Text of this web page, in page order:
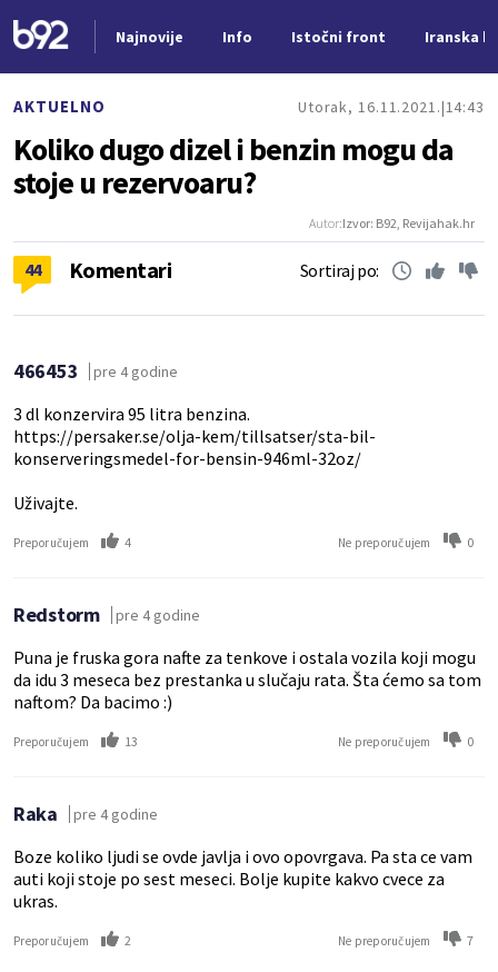
Najnovije Info Istočni front Iranska
AKTUELNO Utorak, 16.11.2021. 14:43
Koliko dugo dizel i benzin mogu da
stoje u rezervoaru?
Autor:Izvor: B92, Revijahak.hr
44 Komentari Sortiraj po:
466453 pre 4 godine
3 dl konzervira 95 litra benzina.
https://persaker.se/olja-kem/tillsatser/sta-bil-
konserveringsmedel-for-bensin-946ml-32oz/
Uživajte.
Preporučujem 4 Ne preporučujem 0
Redstorm pre 4 godine
Puna je fruska gora nafte za tenkove i ostala vozila koji mogu
da idu 3 meseca bez prestanka u slučaju rata. Šta ćemo sa tom
naftom? Da bacimo :)
Preporučujem 13 Ne preporučujem 0
Raka pre 4 godine
Boze koliko ljudi se ovde javlja i ovo opovrgava. Pa sta ce vam
auti koji stoje po sest meseci. Bolje kupite kakvo cvece za
ukras.
Preporučujem 2 Ne preporučujem 7